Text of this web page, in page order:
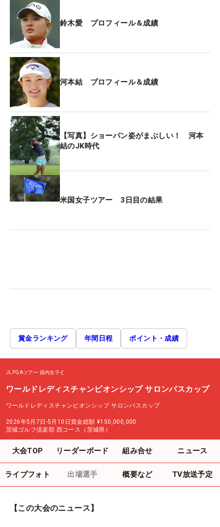
鈴木愛 プロフィール＆成績
河本結 プロフィール＆成績
【写真】ショーパン姿がまぶしい！ 河本
結のJK時代
米国女子ツアー 3日目の結果
賞金ランキング 年間日程 ポイント・成績
JLPGAツアー 国内女子
ワールドレディスチャンピオンシップ サロンパスカップ
ワールドレディスチャンピオンシップ サロンパスカップ
2026年5月7日-5月10日賞金総額 ¥150,000,000
茨城ゴルフ倶楽部 西コース（茨城県）
大会TOP リーダーボード 組み合せ ニュース
ライブフォト 出場選手 概要など TV放送予定
【この大会のニュース】